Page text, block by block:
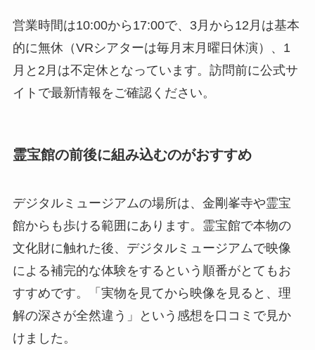
営業時間は10:00から17:00で、3月から12月は基本
的に無休（VRシアターは毎月末月曜日休演）、1
月と2月は不定休となっています。訪問前に公式サ
イトで最新情報をご確認ください。
霊宝館の前後に組み込むのがおすすめ
デジタルミュージアムの場所は、金剛峯寺や霊宝
館からも歩ける範囲にあります。霊宝館で本物の
文化財に触れた後、デジタルミュージアムで映像
による補完的な体験をするという順番がとてもお
すすめです。「実物を見てから映像を見ると、理
解の深さが全然違う」という感想を口コミで見か
けました。